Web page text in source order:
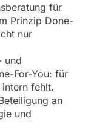
für
Prinzip Done-
nur
und
For-You: für
fehlt.
an
und